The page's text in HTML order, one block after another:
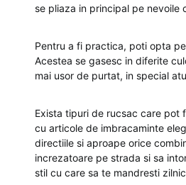
se pliaza in principal pe
Pentru a fi practica, poti opta
Acestea se gasesc in diferite
mai usor de purtat, in special
Exista tipuri de rucsac care pot
cu articole de imbracaminte
directiile si aproape orice
increzatoare pe strada si sa
stil cu care sa te mandresti